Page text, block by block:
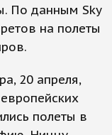
По данным Sky
на полеты
20 апреля,
полеты в